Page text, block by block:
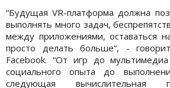
“Будущая VR-платформа должна
выполнять много задач,
между приложениями, оставаться
просто делать больше“, -
Facebook. “От игр до
социального опыта до
следующая вычислительная